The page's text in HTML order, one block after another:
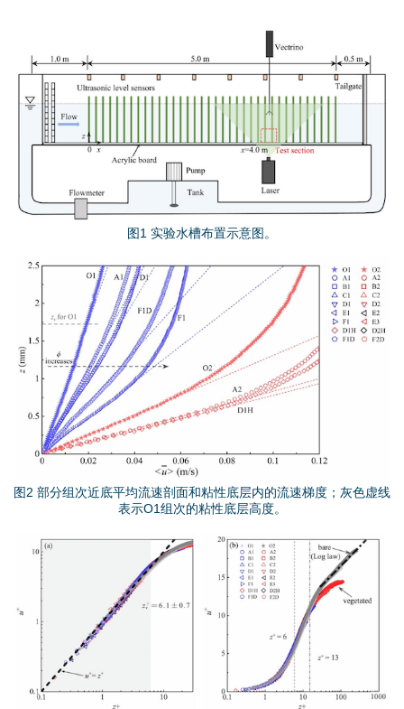
图
片
p
图1 实验水槽布置示意图。
片
2
n
图2 部分组次近底平均流速剖面和粘性底层内的流速梯度；灰色虚线
表示O1组次的粘性底层高度。
片